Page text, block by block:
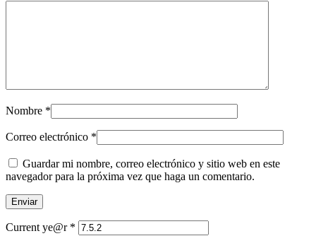
Nombre *
Correo electrónico *
Guardar mi nombre, correo electrónico y sitio web en este
navegador para la próxima vez que haga un comentario.
Current ye@r *